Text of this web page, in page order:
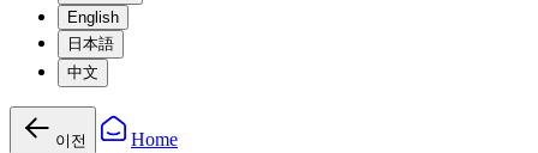
English
日本語
中文
이전 Home